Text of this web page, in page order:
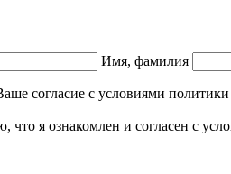
Имя, фамилия
согласие с условиями
я ознакомлен и согласен с